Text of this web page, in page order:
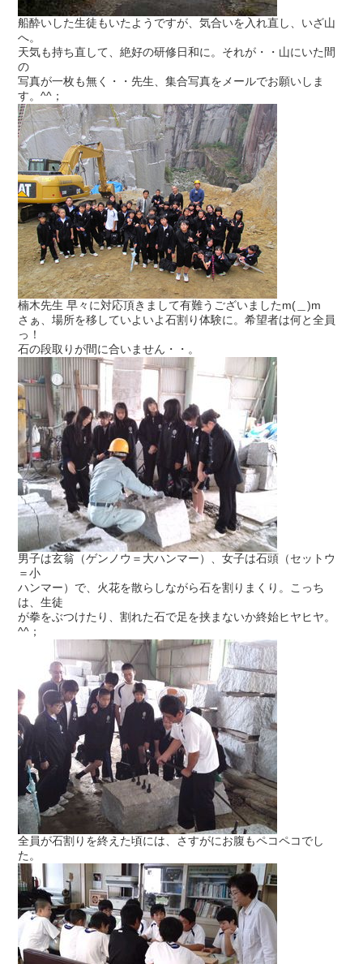
船酔いした生徒もいたようですが、気合いを入れ直し、いざ山
へ。
天気も持ち直して、絶好の研修日和に。それが・・山にいた間
の
写真が一枚も無く・・先生、集合写真をメールでお願いしま
す。^^；
楠木先生 早々に対応頂きまして有難うございましたm(＿)m
さぁ、場所を移していよいよ石割り体験に。希望者は何と全員
っ！
石の段取りが間に合いません・・。
男子は玄翁（ゲンノウ＝大ハンマー）、女子は石頭（セットウ
＝小
ハンマー）で、火花を散らしながら石を割りまくり。こっち
は、生徒
が拳をぶつけたり、割れた石で足を挟まないか終始ヒヤヒヤ。
^^；
全員が石割りを終えた頃には、さすがにお腹もペコペコでし
た。